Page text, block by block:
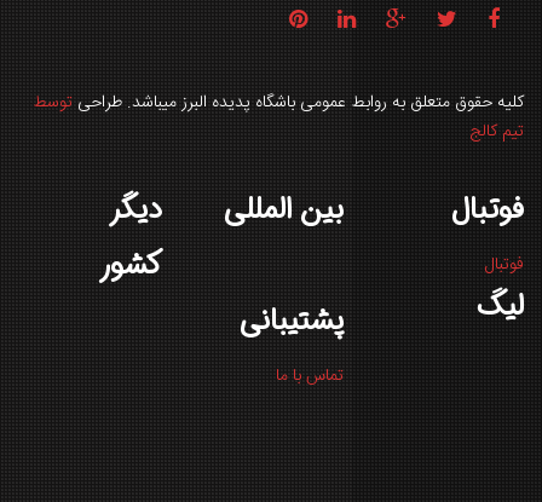
کلیه حقوق متعلق به روابط عمومی باشگاه پدیده البرز میباشد. طراحی توسط
تیم کالج
فوتبال
فوتبال
لیگ
بین المللی
دیگر
کشور
پشتیبانی
تماس با ما